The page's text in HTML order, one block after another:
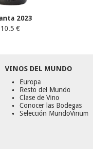
2023
10.5 €
VINOS DEL MUNDO
Europa
Resto del Mundo
Clase de Vino
Conocer las Bodegas
Selección MundoVinum